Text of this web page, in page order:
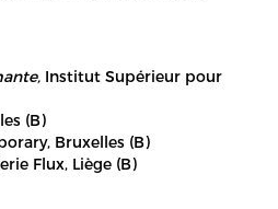
Institut Supérieur pour
(B)
Bruxelles (B)
Flux, Liège (B)